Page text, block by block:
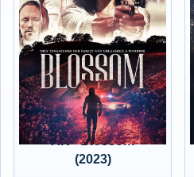
AR - Blossom
(2023)